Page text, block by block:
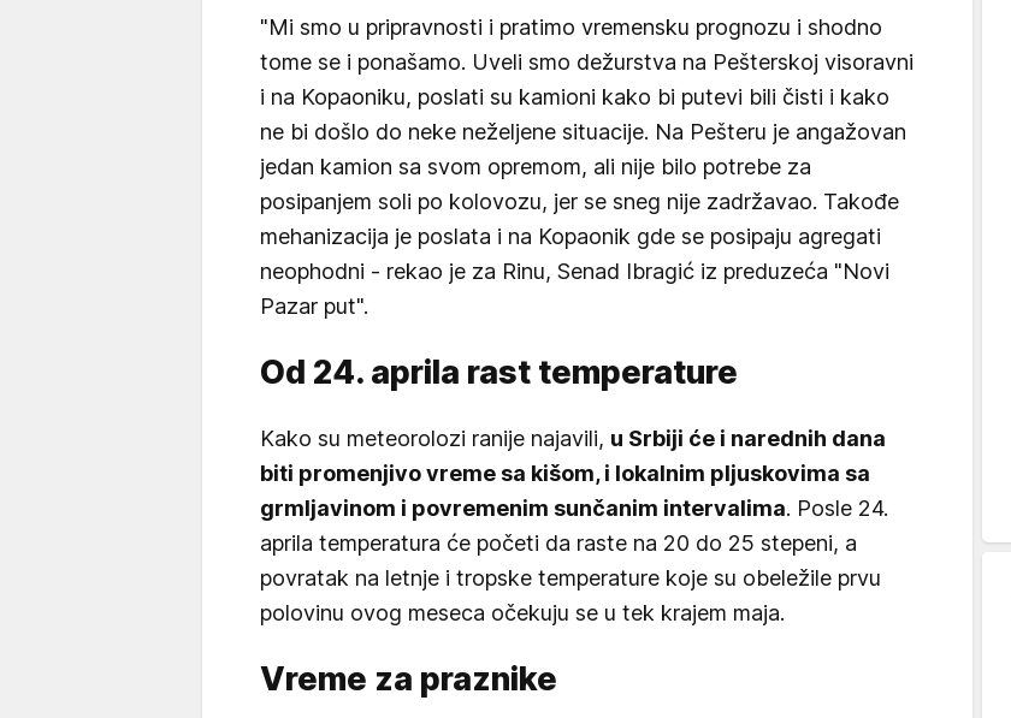
"Mi smo u pripravnosti i pratimo vremensku prognozu i shodno
tome se i ponašamo. Uveli smo dežurstva na Pešterskoj visoravni
i na Kopaoniku, poslati su kamioni kako bi putevi bili čisti i kako
ne bi došlo do neke neželjene situacije. Na Pešteru je angažovan
jedan kamion sa svom opremom, ali nije bilo potrebe za
posipanjem soli po kolovozu, jer se sneg nije zadržavao. Takođe
mehanizacija je poslata i na Kopaonik gde se posipaju agregati
neophodni - rekao je za Rinu, Senad Ibragić iz preduzeća "Novi
Pazar put".
Od 24. aprila rast temperature
Kako su meteorolozi ranije najavili, u Srbiji će i narednih dana
biti promenjivo vreme sa kišom, i lokalnim pljuskovima sa
grmljavinom i povremenim sunčanim intervalima. Posle 24.
aprila temperatura će početi da raste na 20 do 25 stepeni, a
povratak na letnje i tropske temperature koje su obeležile prvu
polovinu ovog meseca očekuju se u tek krajem maja.
Vreme za praznike